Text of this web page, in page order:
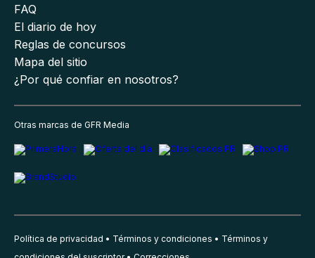
FAQ
El diario de hoy
Reglas de concursos
Mapa del sitio
¿Por qué confiar en nosotros?
Otras marcas de GFR Media
Política de privacidad Términos y condiciones
Términos y